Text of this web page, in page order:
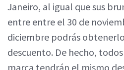
Janeiro, al igual que sus
entre entre el 30 de
diciembre podrás
descuento. De hecho,
marca tendrán el mismo